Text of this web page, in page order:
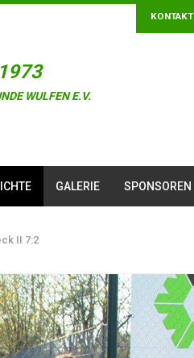
KONTAKT
WULFEN E.V.
GALERIE SPONSOREN
II 7:2